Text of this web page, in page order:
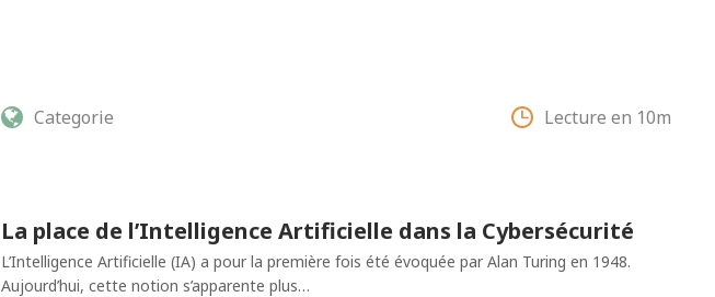
Categorie Lecture en 10m
La place de l’Intelligence Artificielle dans la Cybersécurité
L’Intelligence Artificielle (IA) a pour la première fois été évoquée par Alan Turing en 1948.
Aujourd’hui, cette notion s’apparente plus…